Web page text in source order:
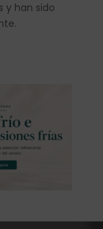
y han sido